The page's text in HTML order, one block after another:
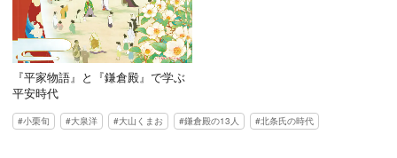
『平家物語』と『鎌倉殿』で学ぶ
平安時代
小栗旬 大泉洋 大山くまお 鎌倉殿の13人 北条氏の時代